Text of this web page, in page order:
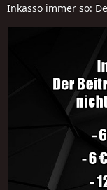
Inkasso immer so: